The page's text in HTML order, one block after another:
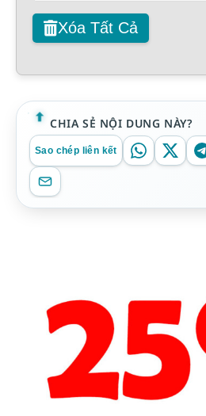
Xóa Tất Cả
CHIA SẺ NỘI DUNG NÀY?
Sao chép liên kết